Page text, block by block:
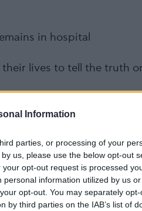
Information
parties, or processing of your
us, please use the below opt-out
opt-out request is processed
information utilized by us
opt-out. You may separately
by third parties on the IAB’s list of
in hospital
lives to tell the truth
as good as they come.
this happened to you.